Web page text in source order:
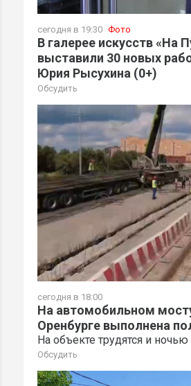
сегодня в 19:30 Фото
В галерее искусств «На
выставили 30 новых
Юрия Рысухина (0+)
Обсудить
сегодня в 18:00
На автомобильном
Оренбурге выполнена
На объекте трудятся и ночью
Обсудить